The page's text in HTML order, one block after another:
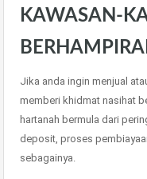
KAWASAN-
Jika anda ingin menjual
memberi khidmat nasihat
hartanah bermula dari
deposit, proses
sebagainya.